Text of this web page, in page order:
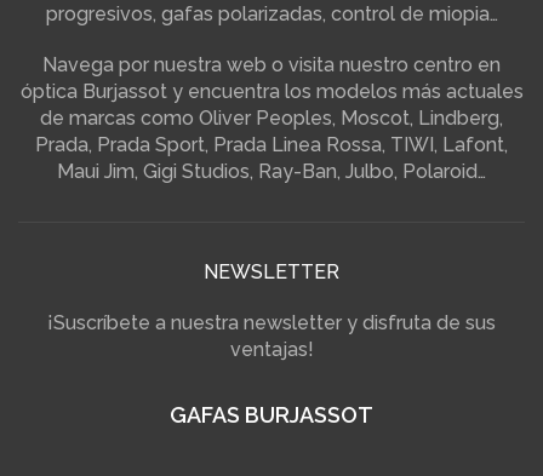
progresivos, gafas polarizadas, control de miopia…
Navega por nuestra web o visita nuestro centro en
óptica Burjassot y encuentra los modelos más actuales
de marcas como Oliver Peoples, Moscot, Lindberg,
Prada, Prada Sport, Prada Linea Rossa, TIWI, Lafont,
Maui Jim, Gigi Studios, Ray-Ban, Julbo, Polaroid…
NEWSLETTER
¡Suscríbete a nuestra newsletter y disfruta de sus
ventajas!
GAFAS BURJASSOT